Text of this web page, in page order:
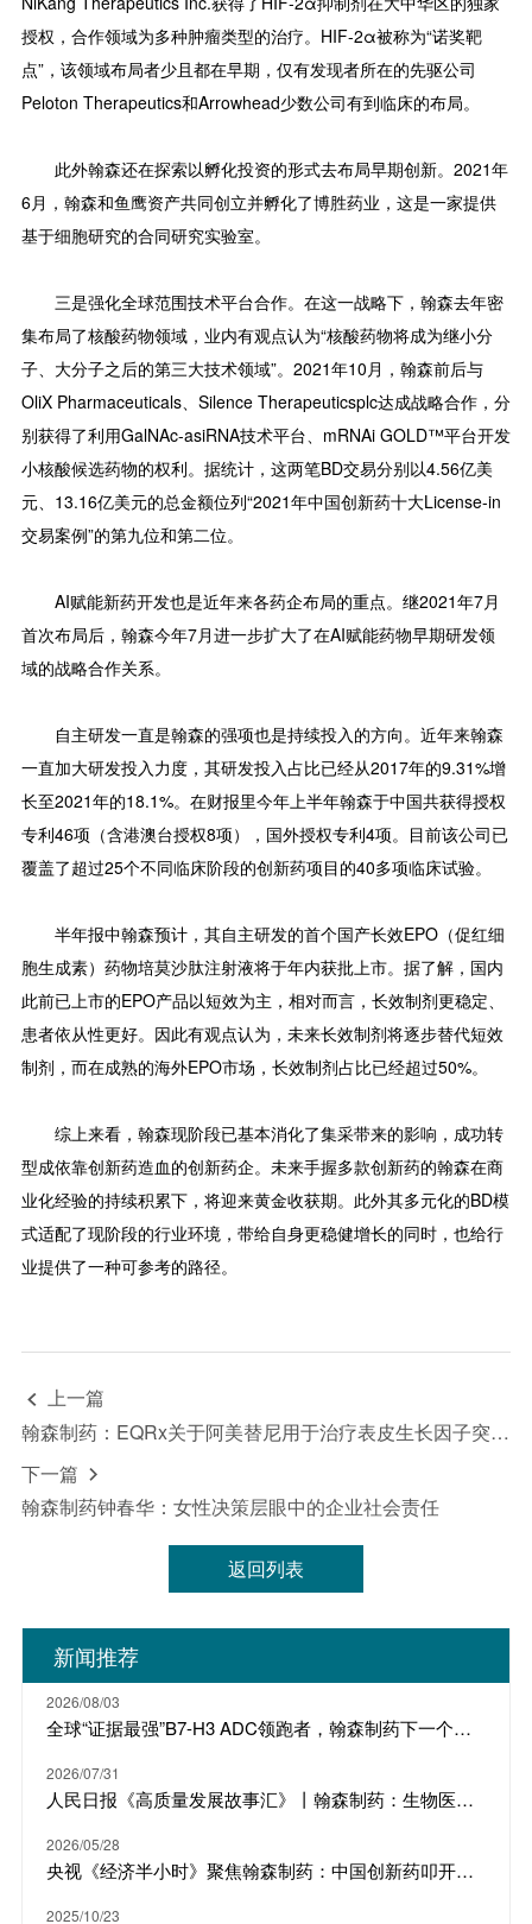
授权，合作领域为多种肿瘤类型的治疗。HIF-2α被称为“诺奖靶
点”，该领域布局者少且都在早期，仅有发现者所在的先驱公司
Peloton Therapeutics和Arrowhead少数公司有到临床的布局。
此外翰森还在探索以孵化投资的形式去布局早期创新。2021年
6月，翰森和鱼鹰资产共同创立并孵化了博胜药业，这是一家提供
基于细胞研究的合同研究实验室。
三是强化全球范围技术平台合作。在这一战略下，翰森去年密
集布局了核酸药物领域，业内有观点认为“核酸药物将成为继小分
子、大分子之后的第三大技术领域”。2021年10月，翰森前后与
OliX Pharmaceuticals、Silence Therapeuticsplc达成战略合作，分
别获得了利用GalNAc-asiRNA技术平台、mRNAi GOLD™平台开发
小核酸候选药物的权利。据统计，这两笔BD交易分别以4.56亿美
元、13.16亿美元的总金额位列“2021年中国创新药十大License-in
交易案例”的第九位和第二位。
AI赋能新药开发也是近年来各药企布局的重点。继2021年7月
首次布局后，翰森今年7月进一步扩大了在AI赋能药物早期研发领
域的战略合作关系。
自主研发一直是翰森的强项也是持续投入的方向。近年来翰森
一直加大研发投入力度，其研发投入占比已经从2017年的9.31%增
长至2021年的18.1%。在财报里今年上半年翰森于中国共获得授权
专利46项（含港澳台授权8项），国外授权专利4项。目前该公司已
覆盖了超过25个不同临床阶段的创新药项目的40多项临床试验。
半年报中翰森预计，其自主研发的首个国产长效EPO（促红细
胞生成素）药物培莫沙肽注射液将于年内获批上市。据了解，国内
此前已上市的EPO产品以短效为主，相对而言，长效制剂更稳定、
患者依从性更好。因此有观点认为，未来长效制剂将逐步替代短效
制剂，而在成熟的海外EPO市场，长效制剂占比已经超过50%。
综上来看，翰森现阶段已基本消化了集采带来的影响，成功转
型成依靠创新药造血的创新药企。未来手握多款创新药的翰森在商
业化经验的持续积累下，将迎来黄金收获期。此外其多元化的BD模
式适配了现阶段的行业环境，带给自身更稳健增长的同时，也给行
业提供了一种可参考的路径。
 上一篇
翰森制药：EQRx关于阿美替尼用于治疗表皮生长因子突变的非小细胞肺癌上市许可申请获EMA受理
下一篇 
翰森制药钟春华：女性决策层眼中的企业社会责任
返回列表
新闻推荐
2026/08/03
全球“证据最强”B7-H3 ADC领跑者，翰森制药下一个明星产品
2026/07/31
人民日报《高质量发展故事汇》丨翰森制药：生物医药 从“跟随”到“引领”
2026/05/28
央视《经济半小时》聚焦翰森制药：中国创新药叩开欧美大门
2025/10/23